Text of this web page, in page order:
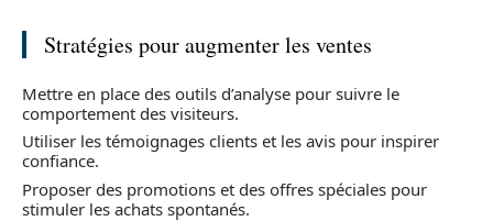
Stratégies pour augmenter les ventes
Mettre en place des outils d’analyse pour suivre le
comportement des visiteurs.
Utiliser les témoignages clients et les avis pour inspirer
confiance.
Proposer des promotions et des offres spéciales pour
stimuler les achats spontanés.